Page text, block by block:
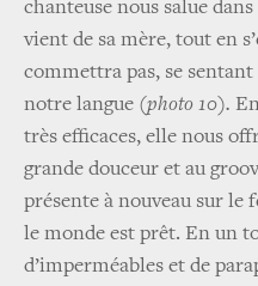
chanteuse nous salue
vient de sa mère, tout en
commettra pas, se
notre langue (photo 10).
très efficaces, elle nous
grande douceur et au
présente à nouveau sur le
le monde est prêt. En un
d’imperméables et de